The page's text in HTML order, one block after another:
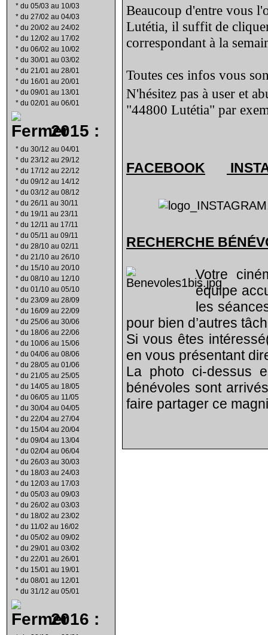
* du 05/03 au 10/03
* du 27/02 au 04/03
* du 20/02 au 24/02
* du 12/02 au 17/02
* du 06/02 au 10/02
* du 30/01 au 03/02
* du 21/01 au 28/01
* du 16/01 au 20/01
* du 09/01 au 13/01
* du 02/01 au 06/01
2015 :
* du 30/12 au 04/01
* du 23/12 au 29/12
* du 17/12 au 22/12
* du 09/12 au 14/12
* du 03/12 au 08/12
* du 26/11 au 30/11
* du 19/11 au 23/11
* du 12/11 au 17/11
* du 05/11 au 09/11
* du 28/10 au 02/11
* du 21/10 au 26/10
* du 15/10 au 20/10
* du 08/10 au 12/10
* du 01/10 au 05/10
* du 23/09 au 28/09
* du 16/09 au 22/09
* du 25/06 au 30/06
* du 18/06 au 22/06
* du 10/06 au 15/06
* du 04/06 au 08/06
* du 28/05 au 01/06
* du 21/05 au 25/05
* du 14/05 au 18/05
* du 06/05 au 11/05
* du 30/04 au 04/05
* du 22/04 au 27/04
* du 15/04 au 20/04
* du 09/04 au 13/04
* du 02/04 au 06/04
* du 26/03 au 30/03
* du 18/03 au 24/03
* du 12/03 au 17/03
* du 05/03 au 09/03
* du 26/02 au 03/03
* du 18/02 au 23/02
* du 11/02 au 16/02
* du 05/02 au 09/02
* du 29/01 au 03/02
* du 22/01 au 26/01
* du 15/01 au 19/01
* du 08/01 au 12/01
* du 31/12 au 05/01
2016 :
Beaucoup d'entre vous
Lutétia, il suffit de
correspondant à la
Toutes ces infos vous
N'hésitez pas à user et
"44800 Lutétia" par
FACEBOOK
RECHERCHE BÉNÉ
Votre
équipe
les
pour bien d’autres
Si vous êtes
en vous présentant
La photo ci-dessus
bénévoles sont
faire partager ce